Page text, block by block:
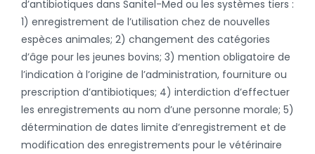
d’antibiotiques dans Sanitel-Med ou les systèmes tiers :
1) enregistrement de l’utilisation chez de nouvelles
espèces animales; 2) changement des catégories
d’âge pour les jeunes bovins; 3) mention obligatoire de
l’indication à l’origine de l’administration, fourniture ou
prescription d’antibiotiques; 4) interdiction d’effectuer
les enregistrements au nom d’une personne morale; 5)
détermination de dates limite d’enregistrement et de
modification des enregistrements pour le vétérinaire